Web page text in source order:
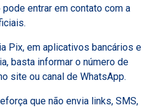
entrar em contato com a
Pix, em aplicativos bancários e
basta informar o número de
site ou canal de WhatsApp.
que não envia links, SMS,